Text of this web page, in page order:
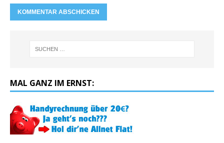
MAL GANZ IM ERNST: